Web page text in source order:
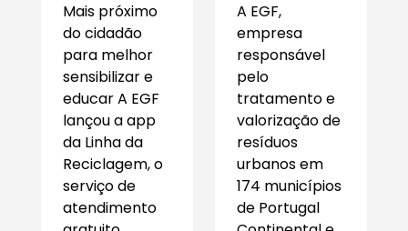
Mais próximo
do cidadão
para melhor
sensibilizar e
educar A EGF
lançou a app
da Linha da
Reciclagem, o
serviço de
atendimento
A EGF,
empresa
responsável
pelo
tratamento e
valorização de
resíduos
urbanos em
174 municípios
de Portugal